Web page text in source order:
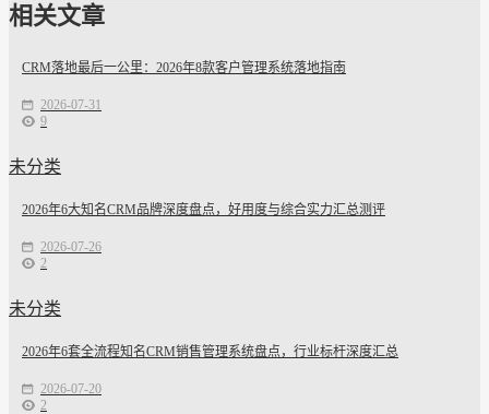
相关文章
CRM落地最后一公里：2026年8款客户管理系统落地指南
2026-07-31
9
未分类
2026年6大知名CRM品牌深度盘点，好用度与综合实力汇总测评
2026-07-26
2
未分类
2026年6套全流程知名CRM销售管理系统盘点，行业标杆深度汇总
2026-07-20
2